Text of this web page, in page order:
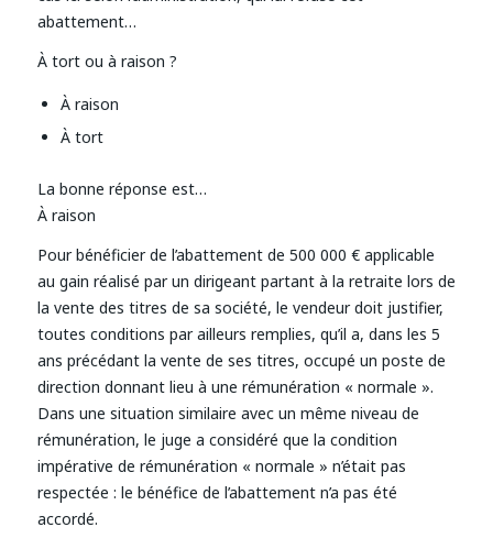
abattement…
À tort ou à raison ?
À raison
À tort
La bonne réponse est…
À raison
Pour bénéficier de l’abattement de 500 000 € applicable
au gain réalisé par un dirigeant partant à la retraite lors de
la vente des titres de sa société, le vendeur doit justifier,
toutes conditions par ailleurs remplies, qu’il a, dans les 5
ans précédant la vente de ses titres, occupé un poste de
direction donnant lieu à une rémunération « normale ».
Dans une situation similaire avec un même niveau de
rémunération, le juge a considéré que la condition
impérative de rémunération « normale » n’était pas
respectée : le bénéfice de l’abattement n’a pas été
accordé.